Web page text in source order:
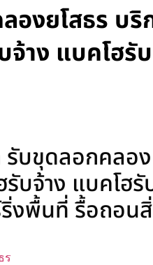
งยโสธร บริ
าง แบคโฮรั
บขุดลอกคลอง
รับจ้าง แบคโฮ
งพื้นที่ รื้อถอน
ร